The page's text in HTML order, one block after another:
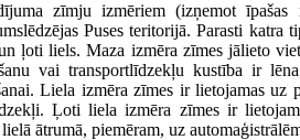
zīmju izmēriem (izņemot īpašas
Puses teritorijā. Parasti katra
ļoti liels. Maza izmēra zīmes jālieto
vai transportlīdzekļu kustība ir
Liela izmēra zīmes ir lietojamas uz
Ļoti liela izmēra zīmes ir
ātrumā, piemēram, uz